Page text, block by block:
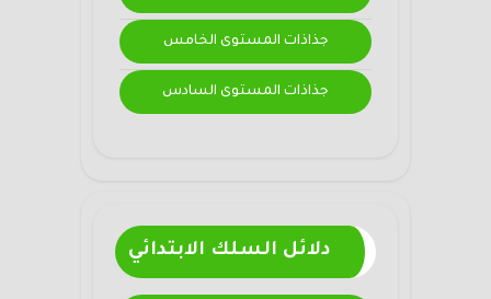
جذاذات المستوى الخامس
جذاذات المستوى السادس
دلائل السلك الابتدائي